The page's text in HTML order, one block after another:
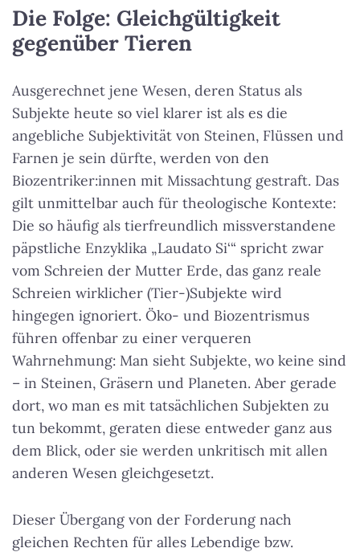
Die Folge: Gleichgültigkeit
gegenüber Tieren
Ausgerechnet jene Wesen, deren Status als
Subjekte heute so viel klarer ist als es die
angebliche Subjektivität von Steinen, Flüssen und
Farnen je sein dürfte, werden von den
Biozentriker:innen mit Missachtung gestraft. Das
gilt unmittelbar auch für theologische Kontexte:
Die so häufig als tierfreundlich missverstandene
päpstliche Enzyklika „Laudato Si‘“ spricht zwar
vom Schreien der Mutter Erde, das ganz reale
Schreien wirklicher (Tier-)Subjekte wird
hingegen ignoriert. Öko- und Biozentrismus
führen offenbar zu einer verqueren
Wahrnehmung: Man sieht Subjekte, wo keine sind
– in Steinen, Gräsern und Planeten. Aber gerade
dort, wo man es mit tatsächlichen Subjekten zu
tun bekommt, geraten diese entweder ganz aus
dem Blick, oder sie werden unkritisch mit allen
anderen Wesen gleichgesetzt.
Dieser Übergang von der Forderung nach
gleichen Rechten für alles Lebendige bzw.